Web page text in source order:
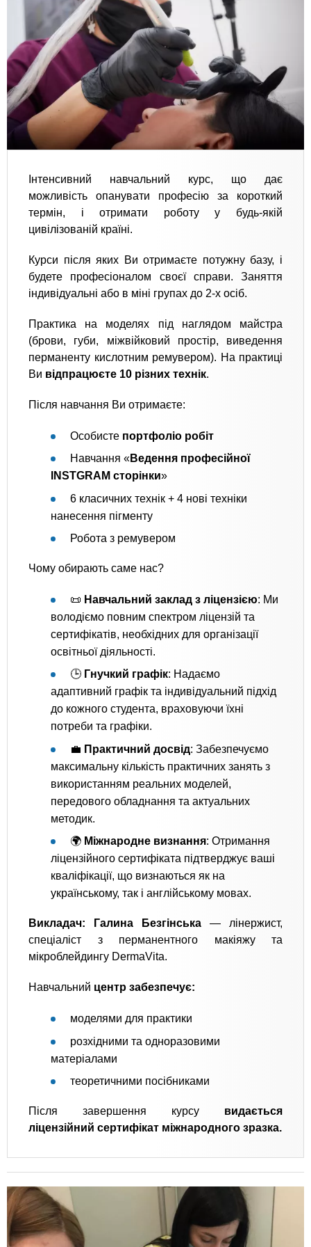
Інтенсивний навчальний курс, що дає
можливість опанувати професію за короткий
термін, і отримати роботу у будь-якій
цивілізованій країні.
Курси після яких Ви отримаєте потужну базу, і
будете професіоналом своєї справи. Заняття
індивідуальні або в міні групах до 2-х осіб.
Практика на моделях під наглядом майстра
(брови, губи, міжвійковий простір, виведення
перманенту кислотним ремувером). На практиці
Ви відпрацюєте 10 різних технік.
Після навчання Ви отримаєте:
Особисте портфоліо робіт
Навчання «Ведення професійної
INSTGRAM сторінки»
6 класичних технік + 4 нові техніки
нанесення пігменту
Робота з ремувером
Чому обирають саме нас?
📜 Навчальний заклад з ліцензією: Ми
володіємо повним спектром ліцензій та
сертифікатів, необхідних для організації
освітньої діяльності.
🕒 Гнучкий графік: Надаємо
адаптивний графік та індивідуальний підхід
до кожного студента, враховуючи їхні
потреби та графіки.
💼 Практичний досвід: Забезпечуємо
максимальну кількість практичних занять з
використанням реальних моделей,
передового обладнання та актуальних
методик.
🌍 Міжнародне визнання: Отримання
ліцензійного сертифіката підтверджує ваші
кваліфікації, що визнаються як на
українському, так і англійському мовах.
Викладач: Галина Безгінська — лінержист,
спеціаліст з перманентного макіяжу та
мікроблейдингу DermaVita.
Навчальний центр забезпечує:
моделями для практики
розхідними та одноразовими
матеріалами
теоретичними посібниками
Після завершення курсу видається
ліцензійний сертифікат міжнародного зразка.